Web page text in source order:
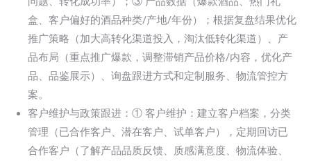
盒、客户偏好的酒品种类/产地/年份）；根据复盘结果优化
推广策略（加大高转化渠道投入，淘汰低转化渠道）、产
品布局（重点推广爆款，调整滞销产品价格/内容，优化产
品、品鉴展示）、询盘跟进方式和定制服务、物流管控方
案。
客户维护与政策跟进：① 客户维护：建立客户档案，分类
管理（已合作客户、潜在客户、试单客户），定期回访已
合作客户（了解产品品质反馈、质感满意度、物流体验、